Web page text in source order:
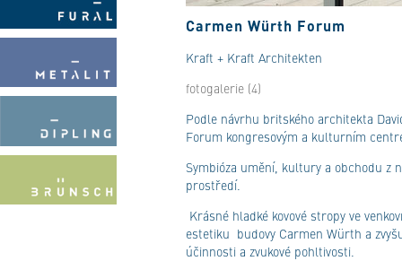
Carmen Würth Forum
Kraft + Kraft Architekten
fotogalerie (4)
Podle návrhu britského architekta
Forum kongresovým a kulturním
Symbióza umění, kultury a obchodu z
prostředí.
Krásné hladké kovové stropy ve
estetiku budovy Carmen Würth a
účinnosti a zvukové pohltivosti.